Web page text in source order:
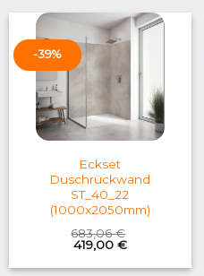
-39%
Eckset
Duschrückwand
ST_40_22
(1000x2050mm)
683,06€
Original
price
was:
419,00 €Current
is: